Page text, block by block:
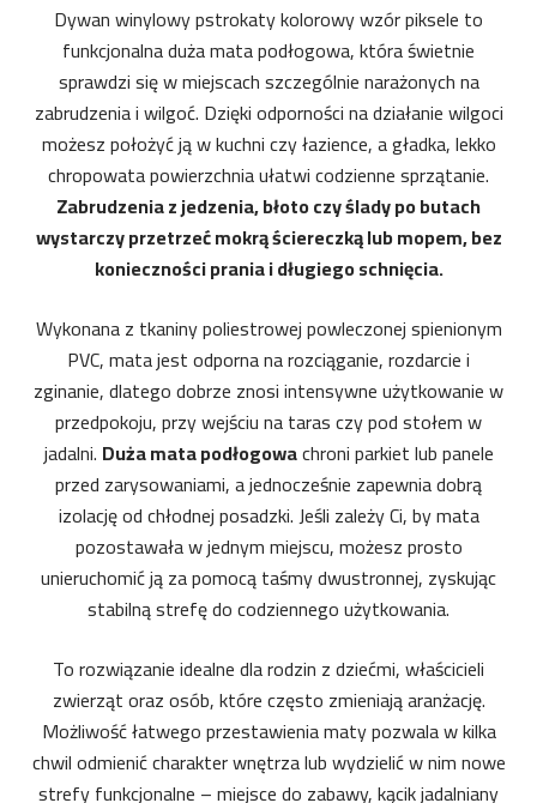
Dywan winylowy pstrokaty kolorowy wzór piksele to
funkcjonalna duża mata podłogowa, która świetnie
sprawdzi się w miejscach szczególnie narażonych na
zabrudzenia i wilgoć. Dzięki odporności na działanie wilgoci
możesz położyć ją w kuchni czy łazience, a gładka, lekko
chropowata powierzchnia ułatwi codzienne sprzątanie.
Zabrudzenia z jedzenia, błoto czy ślady po butach
wystarczy przetrzeć mokrą ściereczką lub mopem, bez
konieczności prania i długiego schnięcia.
Wykonana z tkaniny poliestrowej powleczonej spienionym
PVC, mata jest odporna na rozciąganie, rozdarcie i
zginanie, dlatego dobrze znosi intensywne użytkowanie w
przedpokoju, przy wejściu na taras czy pod stołem w
jadalni. Duża mata podłogowachroni parkiet lub panele
przed zarysowaniami, a jednocześnie zapewnia dobrą
izolację od chłodnej posadzki. Jeśli zależy Ci, by mata
pozostawała w jednym miejscu, możesz prosto
unieruchomić ją za pomocą taśmy dwustronnej, zyskując
stabilną strefę do codziennego użytkowania.
To rozwiązanie idealne dla rodzin z dziećmi, właścicieli
zwierząt oraz osób, które często zmieniają aranżację.
Możliwość łatwego przestawienia maty pozwala w kilka
chwil odmienić charakter wnętrza lub wydzielić w nim nowe
strefy funkcjonalne – miejsce do zabawy, kącik jadalniany